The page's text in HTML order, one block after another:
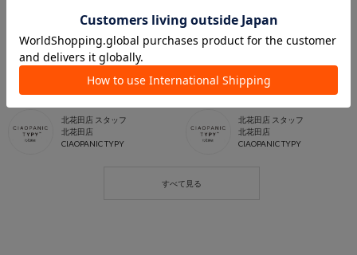
【北花田店】◇NEW COLOR◇人気の別注バッグから”新色登場”
北花田店 スタッフ
北花田店
CIAOPANIC TYPY
2023.07.02
【北花田店】◇NEW COLOR◇人気の別注バッグから”新色登場”
北花田店 スタッフ
北花田店
CIAOPANIC TYPY